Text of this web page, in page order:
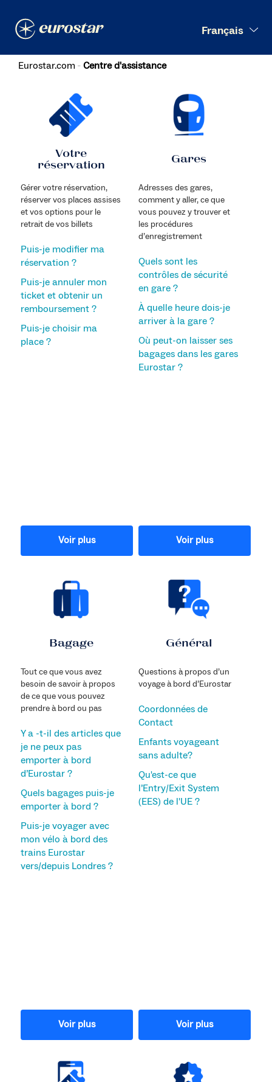
Français
Eurostar.com Centre d'assistance
Votre
réservation
Gérer votre réservation,
réserver vos places assises
et vos options pour le
retrait de vos billets
Puis-je modifier ma
réservation ?
Puis-je annuler mon
ticket et obtenir un
remboursement ?
Puis-je choisir ma
place ?
Voir plus
Gares
Adresses des gares,
comment y aller, ce que
vous pouvez y trouver et
les procédures
d’enregistrement
Quels sont les
contrôles de sécurité
en gare ?
À quelle heure dois-je
arriver à la gare ?
Où peut-on laisser ses
bagages dans les gares
Eurostar ?
Voir plus
Bagage
Tout ce que vous avez
besoin de savoir à propos
de ce que vous pouvez
prendre à bord ou pas
Y a -t-il des articles que
je ne peux pas
emporter à bord
d’Eurostar ?
Quels bagages puis-je
emporter à bord ?
Puis-je voyager avec
mon vélo à bord des
trains Eurostar
vers/depuis Londres ?
Voir plus
Général
Questions à propos d’un
voyage à bord d’Eurostar
Coordonnées de
Contact
Enfants voyageant
sans adulte?
Qu'est-ce que
l’Entry/Exit System
(EES) de l'UE ?
Voir plus